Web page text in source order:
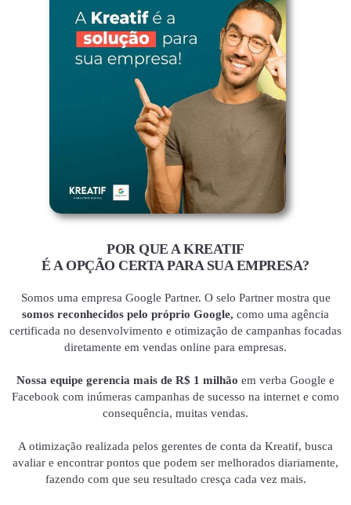
POR QUE A KREATIF
É A OPÇÃO CERTA PARA SUA EMPRESA?
Somos uma empresa Google Partner. O selo Partner mostra que
somos reconhecidos pelo próprio Google, como uma agência
certificada no desenvolvimento e otimização de campanhas focadas
diretamente em vendas online para empresas.
Nossa equipe gerencia mais de R$ 1 milhão em verba Google e
Facebook com inúmeras campanhas de sucesso na internet e como
consequência, muitas vendas.
A otimização realizada pelos gerentes de conta da Kreatif, busca
avaliar e encontrar pontos que podem ser melhorados diariamente,
fazendo com que seu resultado cresça cada vez mais.